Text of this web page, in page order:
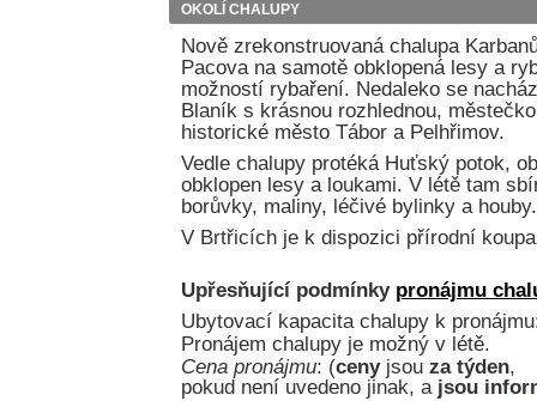
OKOLÍ CHALUPY
Nově zrekonstruovaná chalupa
Pacova na samotě obklopená lesy a
možností rybaření. Nedaleko se
Blaník s krásnou rozhlednou,
historické město Tábor a Pelhřimov.
Vedle chalupy protéká Huťský potok,
obklopen lesy a loukami. V létě tam
borůvky, maliny, léčivé bylinky a houby.
V Brtřicích je k dispozici přírodní
Upřesňující podmínky pronájmu
Ubytovací kapacita chalupy k
Pronájem chalupy je možný v létě.
Cena pronájmu: (cenyjsou za týden,
pokud není uvedeno jinak, a jsou